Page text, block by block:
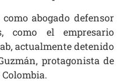
abogado defensor
como el empresario
actualmente detenido
protagonista de